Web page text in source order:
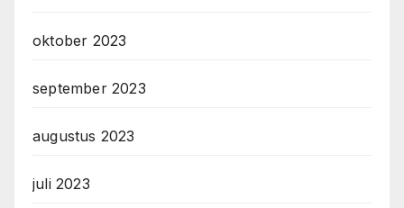
oktober 2023
september 2023
augustus 2023
juli 2023